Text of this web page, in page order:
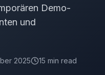
Demo-
und
2025 15 min read